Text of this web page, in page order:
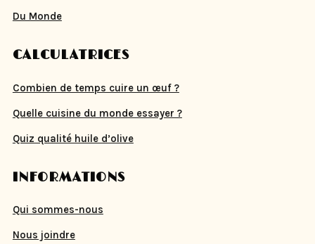
Du Monde
CALCULATRICES
Combien de temps cuire un œuf ?
Quelle cuisine du monde essayer ?
Quiz qualité huile d’olive
INFORMATIONS
Qui sommes-nous
Nous joindre